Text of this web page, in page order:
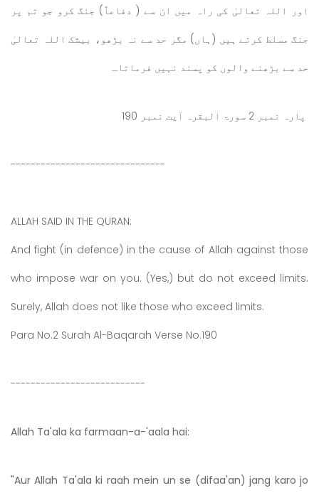
اور اللہ تعالیٰ کی راہ میں ان سے ( دفاعاً) جنگ کرو جو تم پر
جنگ مسلط کرتے ہیں (ہاں) مگر حد سے نہ بڑھو، بیشک اللہ تعالیٰ
حد سے بڑھنے والوں کو پسند نہیں فرماتاـ
پارہ نمبر 2 سورۃ البقرہ آیت نمبر 190
-------------------------------
ALLAH SAID IN THE QURAN:
And fight (in defence) in the cause of Allah against those
who impose war on you. (Yes,) but do not exceed limits.
Surely, Allah does not like those who exceed limits.
Para No.2 Surah Al-Baqarah Verse No.190
---------------------------
Allah Ta'ala ka farmaan-a-'aala hai:
"Aur Allah Ta'ala ki raah mein un se (difaa'an) jang karo jo